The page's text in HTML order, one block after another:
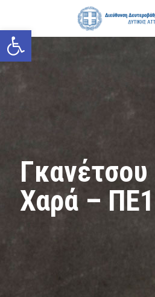
Ανοίξτε τη γραμμή εργαλείων
Χαρά –